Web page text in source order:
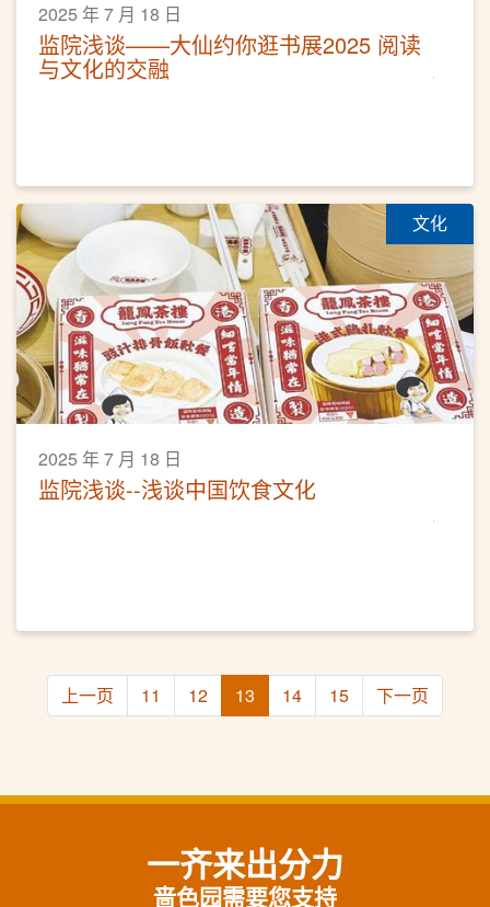
2025 年 7 月 18 日
监院浅谈——大仙约你逛书展2025 阅读
与文化的交融
文化
2025 年 7 月 18 日
监院浅谈--浅谈中国饮食文化
上一页 11 12 13 14 15 下一页
一齐来出分力
啬色园需要您支持